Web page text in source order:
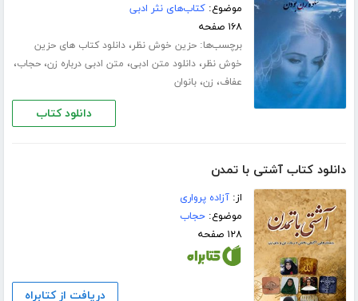
موضوع:کتاب‌های نثر ادبی
۱۶۸ صفحه
برچسب‌ها:حزین خوش نظر،دانلود کتاب های حزین
خوش نظر،دانلود متن ادبی، متن ادبی درباره زن،حجاب،
عفاف، زن،بانوان
دانلود کتاب
دانلود کتاب آشتی با تمدن
از:آزاده پرواری
موضوع:حجاب
۱۲۸ صفحه
دریافت از کتابراه